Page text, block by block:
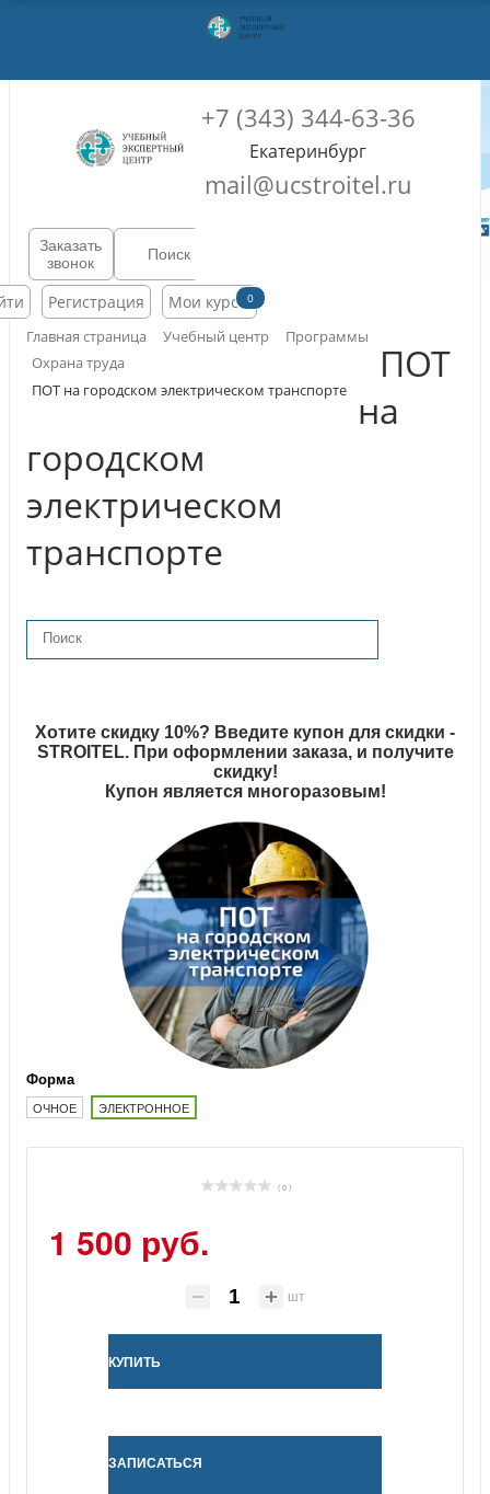
+7 (343) 344-63-36
Екатеринбург
mail@ucstroitel.ru
Заказать
звонок
Регистрация Мои курсы0
Главная страница Учебный центр
Программы
Охрана труда
ПОТ на городском электрическом транспорте
ПОТ
на
городском
электрическом
транспорте
Хотите скидку 10%? Введите купон для скидки -
STROITEL. При оформлении заказа, и получите
скидку!
Купон является многоразовым!
Форма
ОЧНОЕ ЭЛЕКТРОННОЕ
( 0 )
1 500 руб.
шт
КУПИТЬ
ЗАПИСАТЬСЯ